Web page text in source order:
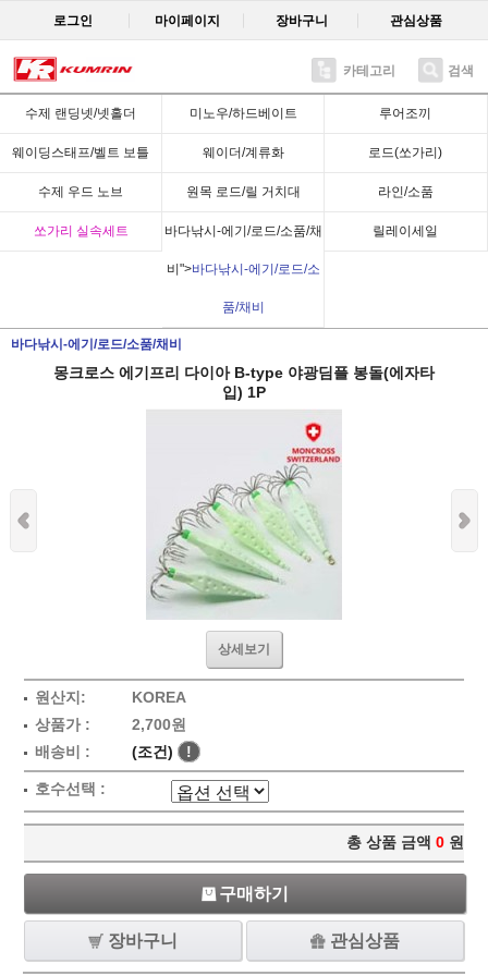
로그인 마이페이지 장바구니 관심상품
카테고리 검색
수제 랜딩넷/넷홀더 미노우/하드베이트 루어조끼
웨이딩스태프/벨트 보틀 웨이더/계류화 로드(쏘가리)
수제 우드 노브 원목 로드/릴 거치대 라인/소품
쏘가리 실속세트 바다낚시-에기/로드/소품/채
비">바다낚시-에기/로드/소
품/채비
릴레이세일
바다낚시-에기/로드/소품/채비
Recent
몽크로스 에기프리 다이아 B-type 야광딤플 봉돌(에자타
입) 1P
상세보기
원산지:
KOREA
상품가 :
2,700원
배송비 :
(조건) !
호수선택 :
총 상품 금액 0 원
구매하기
장바구니 관심상품